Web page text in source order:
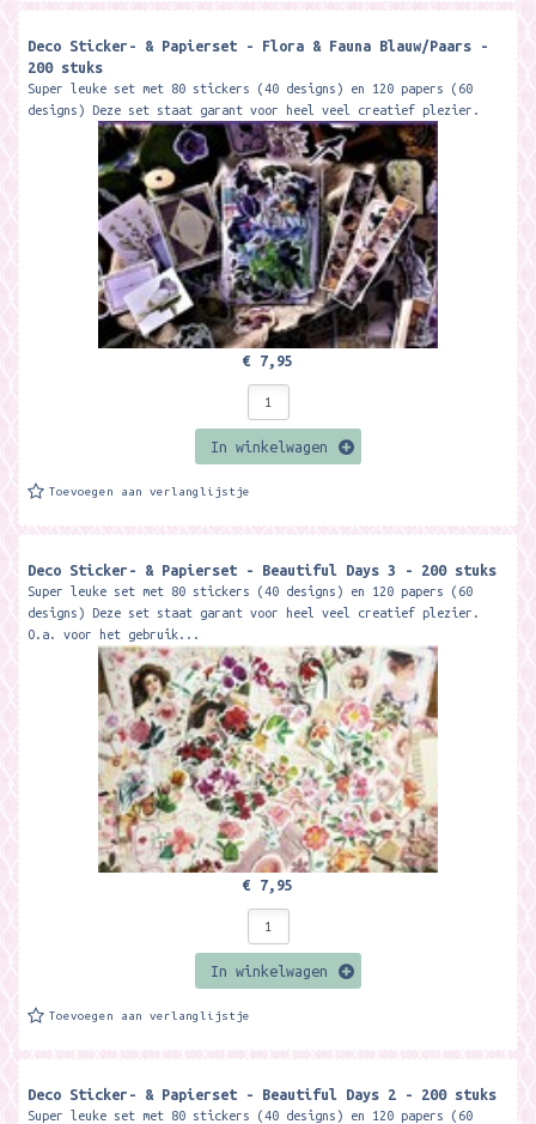
Deco Sticker- & Papierset - Flora & Fauna Blauw/Paars -
200 stuks
Super leuke set met 80 stickers (40 designs) en 120 papers (60
designs) Deze set staat garant voor heel veel creatief plezier.
O.a. voor het gebruik...
€ 7,95
In winkelwagen
Toevoegen aan verlanglijstje
Deco Sticker- & Papierset - Beautiful Days 3 - 200 stuks
Super leuke set met 80 stickers (40 designs) en 120 papers (60
designs) Deze set staat garant voor heel veel creatief plezier.
O.a. voor het gebruik...
€ 7,95
In winkelwagen
Toevoegen aan verlanglijstje
Deco Sticker- & Papierset - Beautiful Days 2 - 200 stuks
Super leuke set met 80 stickers (40 designs) en 120 papers (60